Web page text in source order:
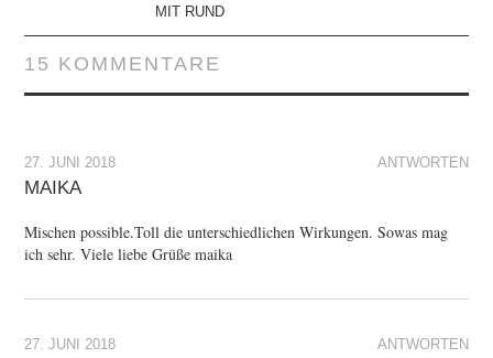
MIT RUND
15 KOMMENTARE
ANTWORTEN
27. JUNI 2018
MAIKA
Mischen possible.Toll die unterschiedlichen Wirkungen. Sowas mag
ich sehr. Viele liebe Grüße maika
ANTWORTEN
27. JUNI 2018